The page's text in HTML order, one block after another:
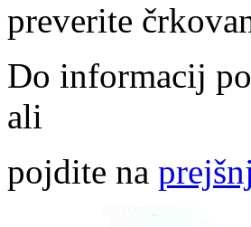
preverite
Do informacij
ali
pojdite na